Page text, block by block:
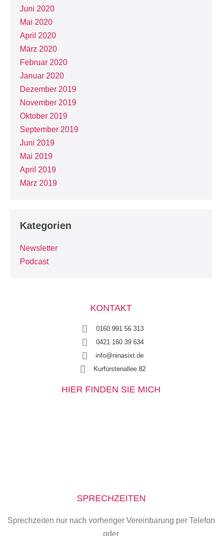
Juni 2020
Mai 2020
April 2020
März 2020
Februar 2020
Januar 2020
Dezember 2019
November 2019
Oktober 2019
September 2019
Juni 2019
Mai 2019
April 2019
März 2019
Kategorien
Newsletter
Podcast
KONTAKT
0160 991 56 313
0421 160 39 634
info@ninasixt.de
Kurfürstenallee 82
HIER FINDEN SIE MICH
SPRECHZEITEN
Sprechzeiten nur nach vorheriger Vereinbarung per Telefon
oder